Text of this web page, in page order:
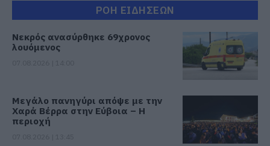
ΡΟΗ ΕΙΔΗΣΕΩΝ
Νεκρός ανασύρθηκε 69χρονος
λουόμενος
Μεγάλο πανηγύρι απόψε με την
Χαρά Βέρρα στην Εύβοια – Η
περιοχή